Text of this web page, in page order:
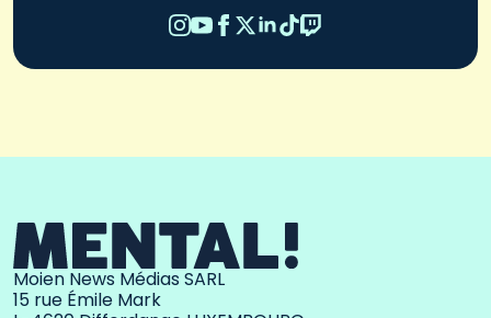
Moien News Médias SARL
15 rue Émile Mark